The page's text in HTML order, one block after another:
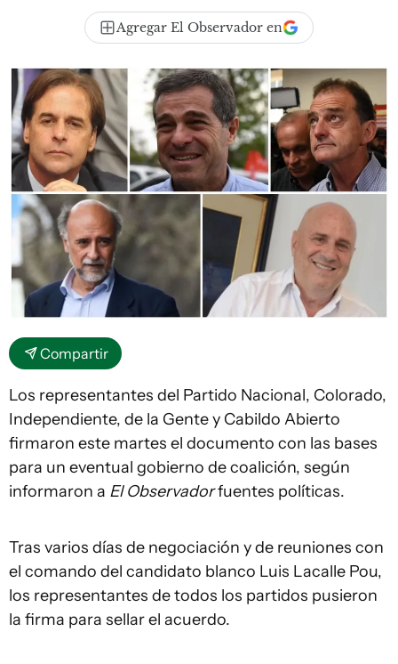
Agregar El Observador en
Compartir
Los representantes del Partido Nacional, Colorado,
Independiente, de la Gente y Cabildo Abierto
firmaron este martes el documento con las bases
para un eventual gobierno de coalición, según
informaron a El Observadorfuentes políticas.
Tras varios días de negociación y de reuniones con
el comando del candidato blanco Luis Lacalle Pou,
los representantes de todos los partidos pusieron
la firma para sellar el acuerdo.